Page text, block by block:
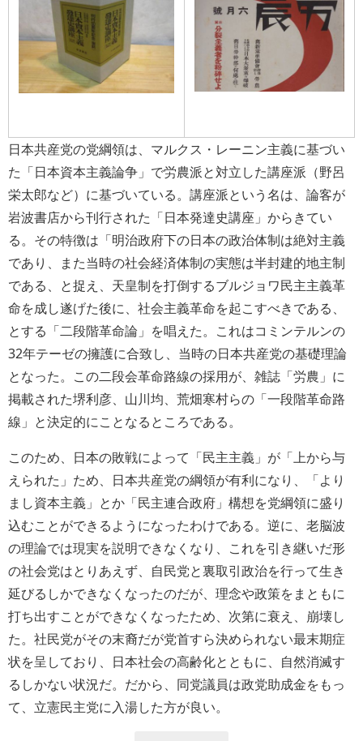
日本共産党の党綱領は、マルクス・レーニン主義に基づい
た「日本資本主義論争」で労農派と対立した講座派（野呂
栄太郎など）に基づいている。講座派という名は、論客が
岩波書店から刊行された「日本発達史講座」からきてい
る。その特徴は「明治政府下の日本の政治体制は絶対主義
であり、また当時の社会経済体制の実態は半封建的地主制
である、と捉え、天皇制を打倒するブルジョワ民主主義革
命を成し遂げた後に、社会主義革命を起こすべきである、
とする「二段階革命論」を唱えた。これはコミンテルンの
32年テーゼの擁護に合致し、当時の日本共産党の基礎理論
となった。この二段会革命路線の採用が、雑誌「労農」に
掲載された堺利彦、山川均、荒畑寒村らの「一段階革命路
線」と決定的にことなるところである。
このため、日本の敗戦によって「民主主義」が「上から与
えられた」ため、日本共産党の綱領が有利になり、「より
まし資本主義」とか「民主連合政府」構想を党綱領に盛り
込むことができるようになったわけである。逆に、老脳波
の理論では現実を説明できなくなり、これを引き継いだ形
の社会党はとりあえず、自民党と裏取引政治を行って生き
延びるしかできなくなったのだが、理念や政策をまともに
打ち出すことができなくなったため、次第に衰え、崩壊し
た。社民党がその末裔だが党首すら決められない最末期症
状を呈しており、日本社会の高齢化とともに、自然消滅す
るしかない状況だ。だから、同党議員は政党助成金をもっ
て、立憲民主党に入湯した方が良い。